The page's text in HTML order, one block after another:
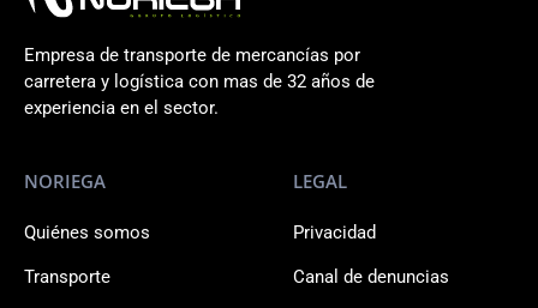
Empresa de transporte de mercancías por
carretera y logística con mas de 32 años de
experiencia en el sector.
NORIEGA
Quiénes somos
Transporte
LEGAL
Privacidad
Canal de denuncias